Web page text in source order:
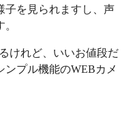
子を見られますし、声
けれど、いいお値段だ
プル機能のWEBカメ